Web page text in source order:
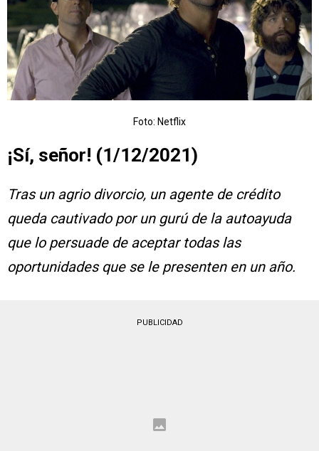
Foto: Netflix
¡Sí, señor! (1/12/2021)
Tras un agrio divorcio, un agente de crédito
queda cautivado por un gurú de la autoayuda
que lo persuade de aceptar todas las
oportunidades que se le presenten en un año.
PUBLICIDAD